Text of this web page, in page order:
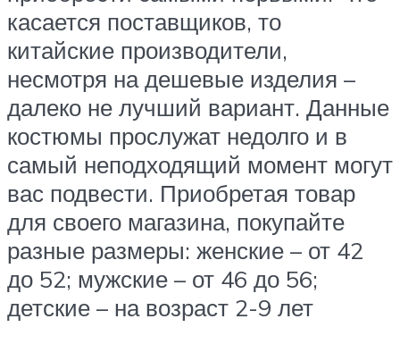
касается поставщиков, то
китайские производители,
несмотря на дешевые изделия –
далеко не лучший вариант. Данные
костюмы прослужат недолго и в
самый неподходящий момент могут
вас подвести. Приобретая товар
для своего магазина, покупайте
разные размеры: женские – от 42
до 52; мужские – от 46 до 56;
детские – на возраст 2-9 лет